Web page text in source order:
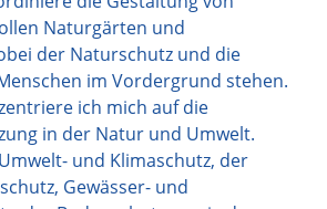
Naturgärten und
der Naturschutz und die
im Vordergrund stehen.
ich mich auf die
in der Natur und Umwelt.
und Klimaschutz, der
Gewässer- und